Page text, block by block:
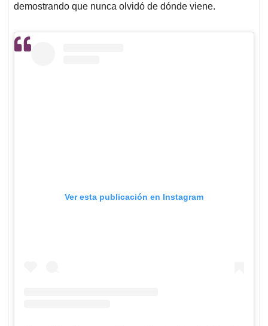
demostrando que nunca olvidó de dónde viene.
Ver esta publicación en Instagram